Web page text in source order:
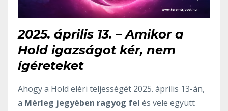
2025. április 13. – Amikor a
Hold igazságot kér, nem
ígéreteket
Ahogy a Hold eléri teljességét 2025. április 13-án,
a Mérleg jegyében ragyog fel és vele együtt